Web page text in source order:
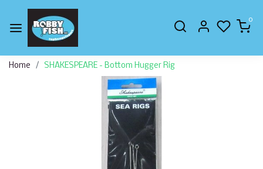
0
Home SHAKESPEARE - Bottom Hugger Rig